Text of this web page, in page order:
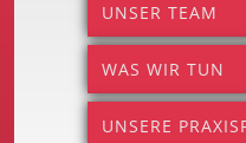
UNSER TEAM
WAS WIR TUN
UNSERE